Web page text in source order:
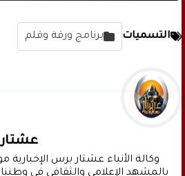
التسميات برنامج ورقة وقلم
عشتار